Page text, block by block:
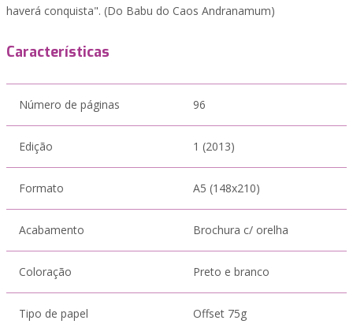
haverá conquista". (Do Babu do Caos Andranamum)
Características
Número de páginas 96
Edição 1 (2013)
Formato A5 (148x210)
Acabamento Brochura c/ orelha
Coloração Preto e branco
Tipo de papel Offset 75g